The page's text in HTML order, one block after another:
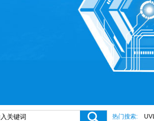
热门搜索: